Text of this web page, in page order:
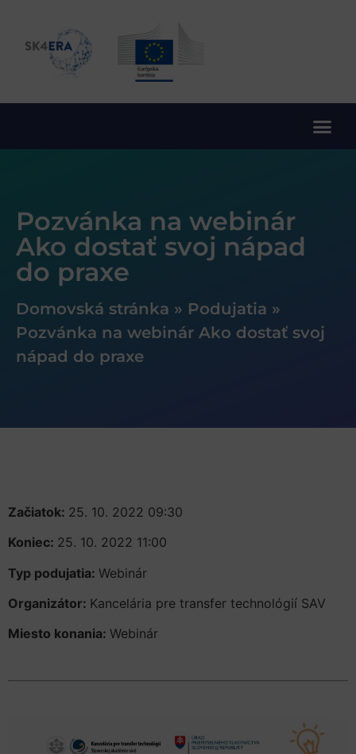
Pozvánka na webinár
Ako dostať svoj nápad
do praxe
Domovská stránka » Podujatia »
Pozvánka na webinár Ako dostať svoj
nápad do praxe
Začiatok: 25. 10. 2022 09:30
Koniec: 25. 10. 2022 11:00
Typ podujatia: Webinár
Organizátor: Kancelária pre transfer technológií SAV
Miesto konania: Webinár